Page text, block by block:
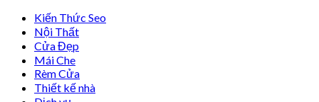
Kiến Thức Seo
Nội Thất
Cửa Đẹp
Mái Che
Rèm Cửa
Thiết kế nhà